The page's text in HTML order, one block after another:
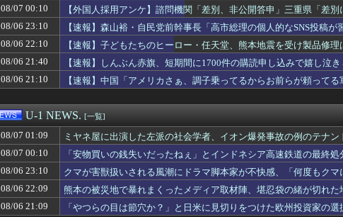
【愕然】大学生ワイ、人妻の中に出したらｗｗｗｗｗｗｗｗｗwwww
【画像】「未経験チー牛」には解けない問題がこれｗｗｗｗ
ヒロイン攻略後に始まる‘エクストラモード’
【新台評価】パチンコ「eアクセル・ワールド」の初打ち感想 出玉報告【5ch口コ
【動画】乃木坂野球部の若鷹軍団のダンスかわええ！！！【乃木坂46】
【画像】Kカップお○ぱいを下から眺めるとｗｗｗ
【海外の反応】冨安健洋がクリスタル・パレス加入へ「アーセナルサポの好きな
DeNA・相川監督、ビド2軍再調整を明言「カウントをつくれない、ストライクを
９０年代ってレトロというほど昔か…？
【画像】どえらい乳のJSが発見される
【画像】東大生の美人、垢抜け具合のビフォーアフター凄いな
【悲報】株式投資は若年男性の自信喪失の原因 6割超が｢人生の敗者｣自認
【速報】ダンロン小高「ダンガンロンパ2の新シナリオでは、人気キャラも殺し
不倫相手(男)が「自分の下半身の画像」を私のスマホに送信してきた
【画像】小学生アイドル「りりぴ」の激痩せダンス動画にファンが『絶句』して
【画像】ケロンヌ(中西アルノ似)の胸ｗｗｗｗｗｗｗｗｗｗｗ
08/07 00:10
【外国人採用アンケ】諮問機関「差別、非公開答申」三重県「差
08/06 23:10
【速報】森山裕・自民党前幹事長「高市総理の個人的なSNS投稿が
08/06 22:10
【速報】子どもたちのヒーロー・任天堂、熊本地震を受け製品修
08/06 21:40
【速報】しんぶん赤旗、短期間に1700件の購読申し込みで嬉し
訴「厳重な処罰を求める」
08/06 21:10 【速報】中国「アメリカさぁ、調子乗ってるからお前らが頼って
U-1 NEWS. [一覧]
08/07 01:09
ミヤネ屋に出演した左派の社会学者、イオン爆発事故の例のテナ
08/07 00:10
「安物買いの銭失いだったねぇ」とインドネシア高速鉄道の最終
なんだ？
08/06 23:10
クマが害獣扱いされる風潮にドラマ脚本家が不快感、「何度もク
おり……
08/06 22:09
熊本の被災地で暴れまくったメディア取材陣、堪忍袋の緒が切れ
08/06 21:09
「やつらの目は節穴か？」と日米に見切りをつけた欧州投資家の